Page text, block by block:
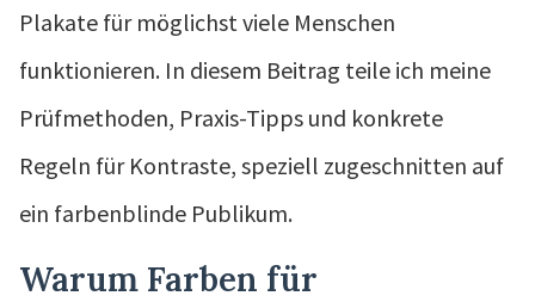
Plakate für möglichst viele Menschen
funktionieren. In diesem Beitrag teile ich meine
Prüfmethoden, Praxis-Tipps und konkrete
Regeln für Kontraste, speziell zugeschnitten auf
ein farbenblinde Publikum.
Warum Farben für